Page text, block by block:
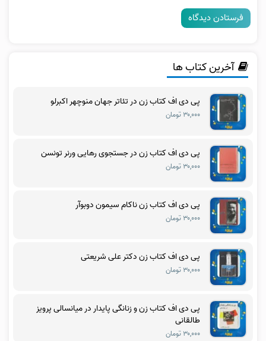
آخرین کتاب ها
پی دی اف کتاب زن در تئاتر جهان منوچهر اکبرلو
۳۰,۰۰۰ تومان
پی دی اف کتاب زن در جستجوی رهایی ورنر تونسن
۳۰,۰۰۰ تومان
پی دی اف کتاب زن ناکام سیمون دوبوآر
۳۰,۰۰۰ تومان
پی دی اف کتاب زن دکتر علی شریعتی
۳۰,۰۰۰ تومان
پی دی اف کتاب زن و زنانگی پایدار در میانسالی پرویز
طالقانی
۳۰,۰۰۰ تومان